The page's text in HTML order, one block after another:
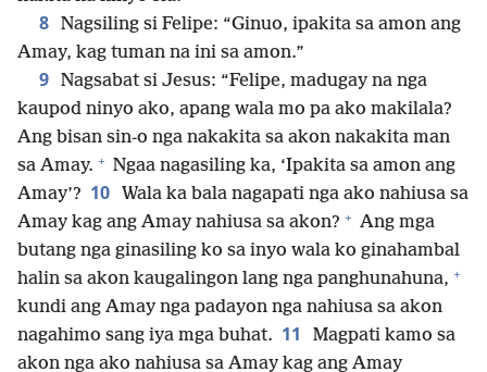
8 Nagsiling si Felipe: “Ginuo, ipakita sa amon ang
Amay, kag tuman na ini sa amon.”
9 Nagsabat si Jesus: “Felipe, madugay na nga
kaupod ninyo ako, apang wala mo pa ako makilala?
Ang bisan sin-o nga nakakita sa akon nakakita man
sa Amay. + Ngaa nagasiling ka, ‘Ipakita sa amon ang
Amay’? 10 Wala ka bala nagapati nga ako nahiusa sa
Amay kag ang Amay nahiusa sa akon? + Ang mga
butang nga ginasiling ko sa inyo wala ko ginahambal
halin sa akon kaugalingon lang nga panghunahuna, +
kundi ang Amay nga padayon nga nahiusa sa akon
nagahimo sang iya mga buhat. 11
Magpati kamo sa
akon nga ako nahiusa sa Amay kag ang Amay